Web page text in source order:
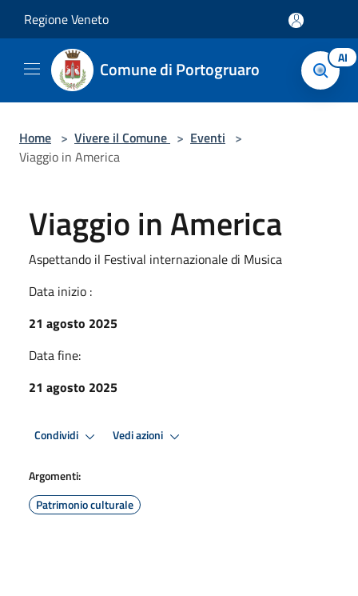
Regione Veneto
Comune di Portogruaro AI
Home > Vivere il Comune > Eventi >
Viaggio in America
Viaggio in America
Aspettando il Festival internazionale di Musica
Data inizio :
21 agosto 2025
Data fine:
21 agosto 2025
Condividi Vedi azioni
Argomenti:
Patrimonio culturale